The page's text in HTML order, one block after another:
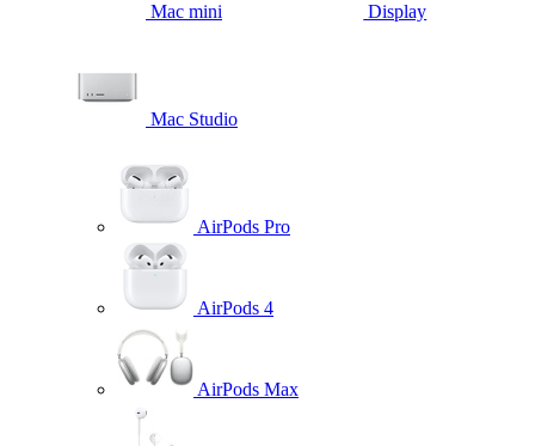
Mac mini Display
Mac Studio
AirPods Pro
AirPods 4
AirPods Max